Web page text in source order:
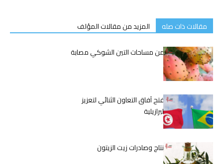
مقالات ذات صله
المزيد من مقالات المؤلف
المحفوظي: 50% من مساحات التين الشوكي مصابة
بالحشرة القرمزية
منتدى اقتصادي يفتح آفاق التعاون الثنائي لتعزيز
الشراكة التونسية البرازيلية
زيادة قياسية في إنتاج وصادرات زيت الزيتون